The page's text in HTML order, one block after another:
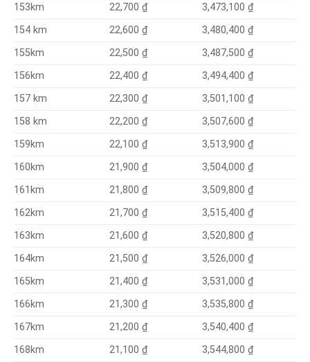
153km
22,700 ₫
3,473,100 ₫
154 km
22,600 ₫
3,480,400 ₫
155km
22,500 ₫
3,487,500 ₫
156km
22,400 ₫
3,494,400 ₫
157 km
22,300 ₫
3,501,100 ₫
158 km
22,200 ₫
3,507,600 ₫
159km
22,100 ₫
3,513,900 ₫
160km
21,900 ₫
3,504,000 ₫
161km
21,800 ₫
3,509,800 ₫
162km
21,700 ₫
3,515,400 ₫
163km
21,600 ₫
3,520,800 ₫
164km
21,500 ₫
3,526,000 ₫
165km
21,400 ₫
3,531,000 ₫
166km
21,300 ₫
3,535,800 ₫
167km
21,200 ₫
3,540,400 ₫
168km
21,100 ₫
3,544,800 ₫